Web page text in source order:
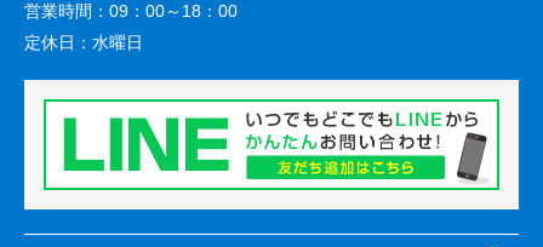
営業時間： 09：00～18：00
定休日： 水曜日